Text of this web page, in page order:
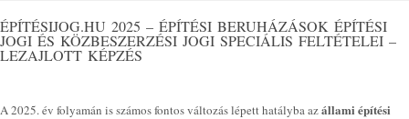
ÉPÍTÉSIJOG.HU 2025 – ÉPÍTÉSI BERUHÁZÁSOK ÉPÍTÉSI
JOGI ÉS KÖZBESZERZÉSI JOGI SPECIÁLIS FELTÉTELEI –
LEZAJLOTT KÉPZÉS
A 2025. év folyamán is számos fontos változás lépett hatályba azállami építési